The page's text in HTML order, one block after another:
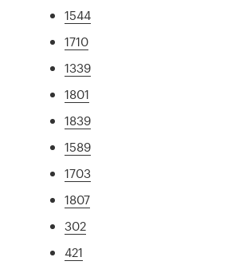
1544
1710
1339
1801
1839
1589
1703
1807
302
421